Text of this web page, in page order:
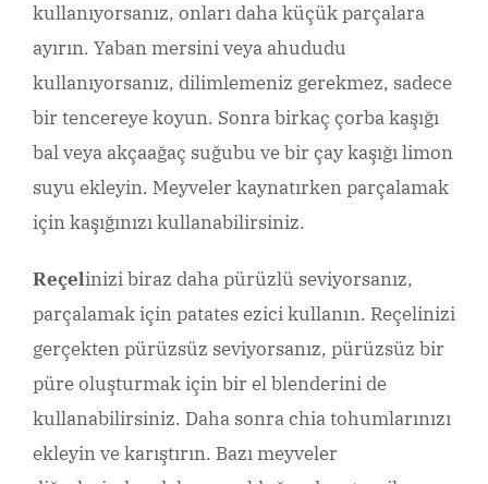
kullanıyorsanız, onları daha küçük parçalara
ayırın. Yaban mersini veya ahududu
kullanıyorsanız, dilimlemeniz gerekmez, sadece
bir tencereye koyun. Sonra birkaç çorba kaşığı
bal veya akçaağaç suğubu ve bir çay kaşığı limon
suyu ekleyin. Meyveler kaynatırken parçalamak
için kaşığınızı kullanabilirsiniz.
Reçelinizi biraz daha pürüzlü seviyorsanız,
parçalamak için patates ezici kullanın. Reçelinizi
gerçekten pürüzsüz seviyorsanız, pürüzsüz bir
püre oluşturmak için bir el blenderini de
kullanabilirsiniz. Daha sonra chia tohumlarınızı
ekleyin ve karıştırın. Bazı meyveler